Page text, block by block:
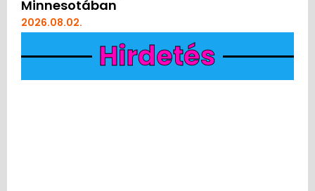
Minnesotában
2026.08.02.
Hirdetés